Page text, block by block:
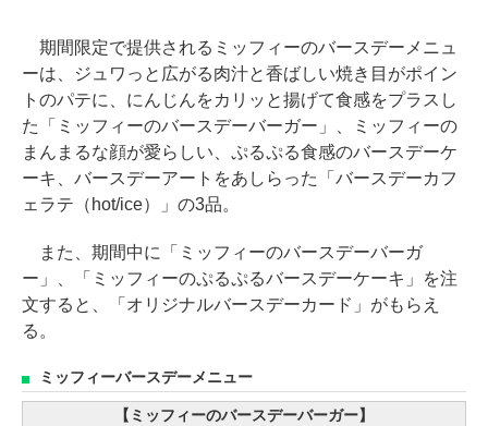
期間限定で提供されるミッフィーのバースデーメニュ
ーは、ジュワっと広がる肉汁と香ばしい焼き目がポイン
トのパテに、にんじんをカリッと揚げて食感をプラスし
た「ミッフィーのバースデーバーガー」、ミッフィーの
まんまるな顔が愛らしい、ぷるぷる食感のバースデーケ
ーキ、バースデーアートをあしらった「バースデーカフ
ェラテ（hot/ice）」の3品。
また、期間中に「ミッフィーのバースデーバーガ
ー」、「ミッフィーのぷるぷるバースデーケーキ」を注
文すると、「オリジナルバースデーカード」がもらえ
る。
ミッフィーバースデーメニュー
【ミッフィーのバースデーバーガー】